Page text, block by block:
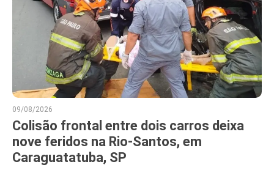
09/08/2026
Colisão frontal entre dois carros deixa
nove feridos na Rio-Santos, em
Caraguatatuba, SP